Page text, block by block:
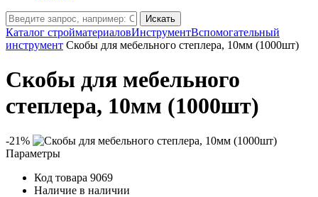
Искать
Каталог стройматериаловИнструментВспомогательный
инструмент Скобы для мебельного степлера, 10мм (1000шт)
Скобы для мебельного
степлера, 10мм (1000шт)
-21%
Параметры
Код товара 9069
Наличие в наличии